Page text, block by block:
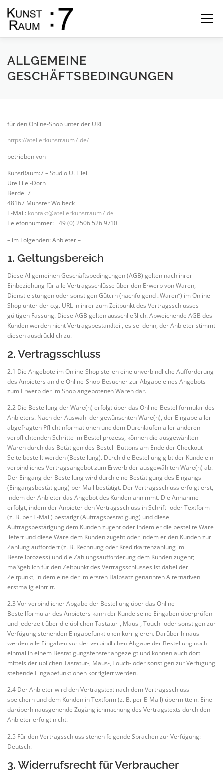
content
Menu
START GALLERY
ALLGEMEINE
GESCHÄFTSBEDINGUNGEN
für den Online-Shop unter der URL
https://atelierkunstraum7.de/
betrieben von
KunstRaum:7 – Studio U. Lilei
Ute Lilei-Dorn
Berdel 7
48167 Münster Wolbeck
E-Mail: kontakt@atelierkunstraum7.de
Telefonnummer: +49 (0) 2506 526 9710
– im Folgenden: Anbieter –
1. Geltungsbereich
Diese Allgemeinen Geschäftsbedingungen (AGB) gelten nach ihrer
Einbeziehung für alle Vertragsschlüsse über den Erwerb von Waren,
Dienstleistungen oder sonstigen Gütern (nachfolgend „Waren“) im Online-
Shop unter der o.g. URL in ihrer zum Zeitpunkt des Vertragsschlusses
gültigen Fassung. Diese AGB gelten ausschließlich. Abweichende AGB des
Kunden werden nicht Vertragsbestandteil, es sei denn, der Anbieter stimmt
diesen ausdrücklich zu.
2. Vertragsschluss
2.1 Die Angebote im Online-Shop stellen eine unverbindliche Aufforderung
des Anbieters an die Online-Shop-Besucher zur Abgabe eines Angebots
zum Erwerb der im Shop angebotenen Waren dar.
2.2 Die Bestellung der Ware(n) erfolgt über das Online-Bestellformular des
Anbieters. Nach der Auswahl der gewünschten Ware(n), der Eingabe aller
abgefragten Pflichtinformationen und dem Durchlaufen aller anderen
verpflichtenden Schritte im Bestellprozess, können die ausgewählten
Waren durch das Betätigen des Bestell-Buttons am Ende der Checkout-
Seite bestellt werden (Bestellung). Durch die Bestellung gibt der Kunde ein
verbindliches Vertragsangebot zum Erwerb der ausgewählten Ware(n) ab.
Der Eingang der Bestellung wird durch eine Bestätigung des Eingangs
(Eingangsbestätigung) per Mail bestätigt. Der Vertragsschluss erfolgt erst,
indem der Anbieter das Angebot des Kunden annimmt. Die Annahme
erfolgt, indem der Anbieter den Vertragsschluss in Schrift- oder Textform
(z. B. per E-Mail) bestätigt (Auftragsbestätigung) und diese
Auftragsbestätigung dem Kunden zugeht oder indem er die bestellte Ware
liefert und diese Ware dem Kunden zugeht oder indem er den Kunden zur
Zahlung auffordert (z. B. Rechnung oder Kreditkartenzahlung im
Bestellprozess) und die Zahlungsaufforderung dem Kunden zugeht;
maßgeblich für den Zeitpunkt des Vertragsschlusses ist dabei der
Zeitpunkt, in dem eine der im ersten Halbsatz genannten Alternativen
erstmalig eintritt.
2.3 Vor verbindlicher Abgabe der Bestellung über das Online-
Bestellformular des Anbieters kann der Kunde seine Eingaben überprüfen
und jederzeit über die üblichen Tastatur-, Maus-, Touch- oder sonstigen zur
Verfügung stehenden Eingabefunktionen korrigieren. Darüber hinaus
werden alle Eingaben vor der verbindlichen Abgabe der Bestellung noch
einmal in einem Bestätigungsfenster angezeigt und können auch dort
mittels der üblichen Tastatur-, Maus-, Touch- oder sonstigen zur Verfügung
stehende Eingabefunktionen korrigiert werden.
2.4 Der Anbieter wird den Vertragstext nach dem Vertragsschluss
speichern und dem Kunden in Textform (z. B. per E-Mail) übermitteln. Eine
darüberhinausgehende Zugänglichmachung des Vertragstexts durch den
Anbieter erfolgt nicht.
2.5 Für den Vertragsschluss stehen folgende Sprachen zur Verfügung:
Deutsch.
3. Widerrufsrecht für Verbraucher